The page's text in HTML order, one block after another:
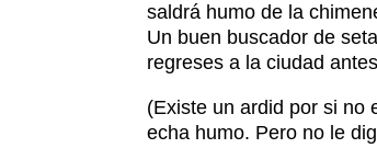
saldrá humo de la
Un buen buscador de
regreses a la ciudad
(Existe un ardid por si no
echa humo. Pero no le